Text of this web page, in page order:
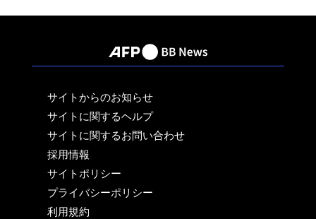
サイトからのお知らせ
サイトに関するヘルプ
サイトに関するお問い合わせ
採用情報
サイトポリシー
プライバシーポリシー
利用規約